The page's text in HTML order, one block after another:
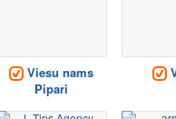
Viesu nams
Pipari